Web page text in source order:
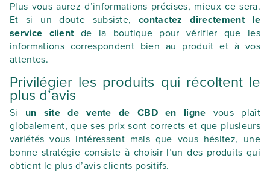
Plus vous aurez d’informations précises, mieux ce sera.
Et si un doute subsiste, contactez directement le
service clientde la boutique pour vérifier que les
informations correspondent bien au produit et à vos
attentes.
Privilégier les produits qui récoltent le
plus d’avis
Si un site de vente de CBD en ligne vous plaît
globalement, que ses prix sont corrects et que plusieurs
variétés vous intéressent mais que vous hésitez, une
bonne stratégie consiste à choisir l’un des produits qui
obtient le plus d’avis clients positifs.